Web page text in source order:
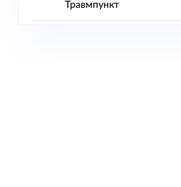
Травмпункт